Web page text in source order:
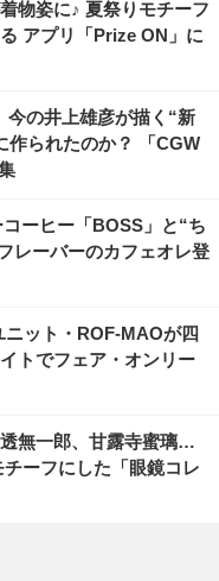
物姿に♪ 夏祭りモチーフ
アプリ「Prize ON」に
今の井上雄彦が描く“新
作られたのか？ 「CGW
コーヒー「BOSS」と“ち
レーバーのカフェオレ登
ニット・ROF-MAOが四
トでフェア・オンリー
透無一郎、甘露寺蜜璃…
ーフにした「眼鏡コレ